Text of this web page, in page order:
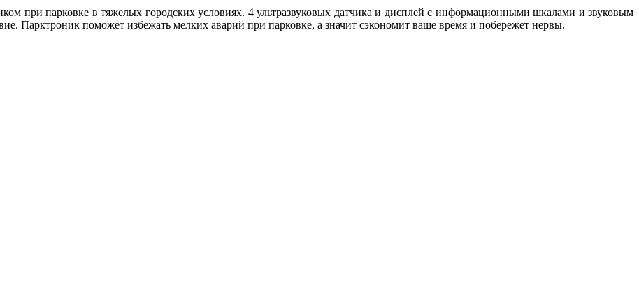
при парковке в тяжелых городских условиях. 4 ультразвуковых датчика и дисплей с информационными шкалами и звуковым
Парктроник поможет избежать мелких аварий при парковке, а значит сэкономит ваше время и побережет нервы.